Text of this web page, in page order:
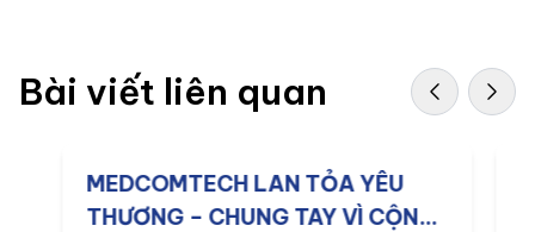
Bài viết liên quan
MEDCOMTECH LAN TỎA YÊU
THƯƠNG – CHUNG TAY VÌ CỘNG